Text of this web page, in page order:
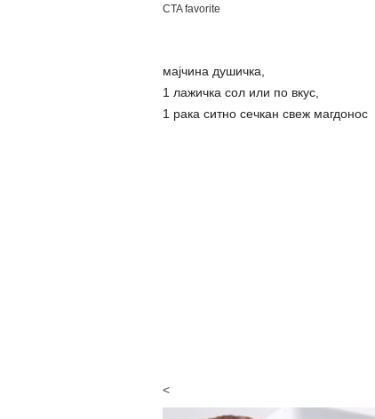
мајчина душичка,
1 лажичка сол или по вкус,
1 рака ситно сечкан свеж магдонос
<